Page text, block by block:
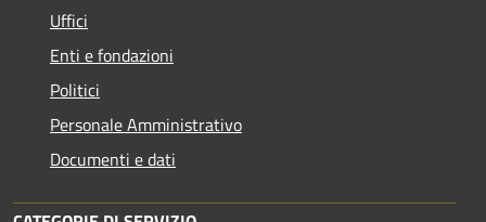
Uffici
Enti e fondazioni
Politici
Personale Amministrativo
Documenti e dati